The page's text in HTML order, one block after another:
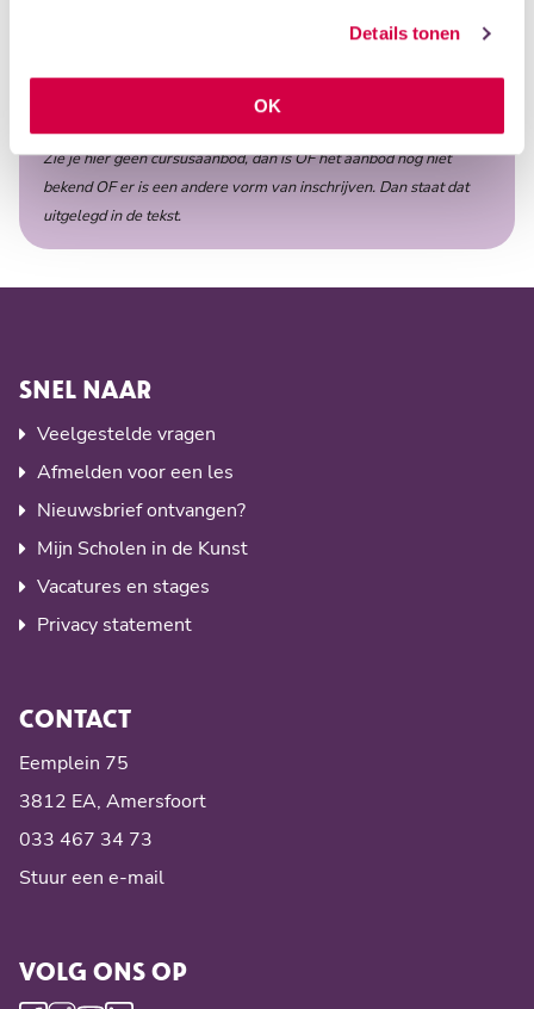
Details tonen
OK
Zie je hier geen cursusaanbod, dan is OF het aanbod nog niet
bekend OF er is een andere vorm van inschrijven. Dan staat dat
uitgelegd in de tekst.
SNEL NAAR
Veelgestelde vragen
Afmelden voor een les
Nieuwsbrief ontvangen?
Mijn Scholen in de Kunst
Vacatures en stages
Privacy statement
CONTACT
Eemplein 75
3812 EA, Amersfoort
033 467 34 73
Stuur een e-mail
VOLG ONS OP